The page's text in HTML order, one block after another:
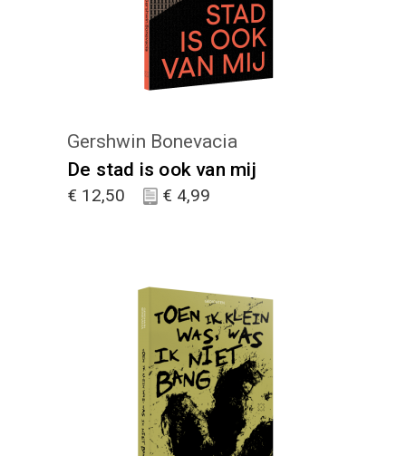
Gershwin Bonevacia
De stad is ook van mij
€ 12,50 € 4,99
KIES :)